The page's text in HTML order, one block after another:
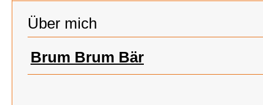
Über mich
Brum Brum Bär